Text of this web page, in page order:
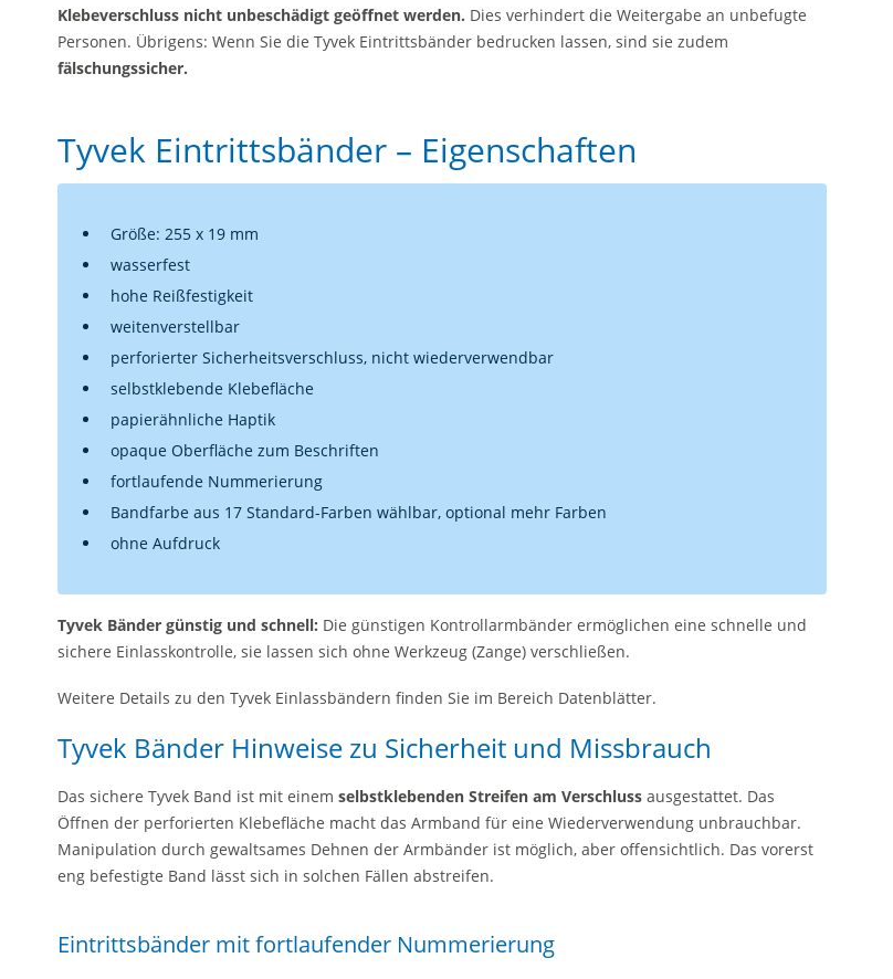
Klebeverschluss nicht unbeschädigt geöffnet werden. Dies verhindert die Weitergabe an unbefugte
Personen. Übrigens: Wenn Sie die Tyvek Eintrittsbänder bedrucken lassen, sind sie zudem
fälschungssicher.
Tyvek Eintrittsbänder – Eigenschaften
Größe: 255 x 19 mm
wasserfest
hohe Reißfestigkeit
weitenverstellbar
perforierter Sicherheitsverschluss, nicht wiederverwendbar
selbstklebende Klebefläche
papierähnliche Haptik
opaque Oberfläche zum Beschriften
fortlaufende Nummerierung
Bandfarbe aus 17 Standard-Farben wählbar, optional mehr Farben
ohne Aufdruck
Tyvek Bänder günstig und schnell: Die günstigen Kontrollarmbänder ermöglichen eine schnelle und
sichere Einlasskontrolle, sie lassen sich ohne Werkzeug (Zange) verschließen.
Weitere Details zu den Tyvek Einlassbändern finden Sie im Bereich Datenblätter.
Tyvek Bänder Hinweise zu Sicherheit und Missbrauch
Das sichere Tyvek Band ist mit einem selbstklebenden Streifen am Verschluss ausgestattet. Das
Öffnen der perforierten Klebefläche macht das Armband für eine Wiederverwendung unbrauchbar.
Manipulation durch gewaltsames Dehnen der Armbänder ist möglich, aber offensichtlich. Das vorerst
eng befestigte Band lässt sich in solchen Fällen abstreifen.
Eintrittsbänder mit fortlaufender Nummerierung